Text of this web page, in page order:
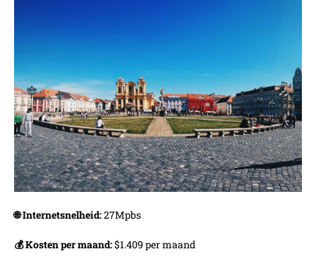
🌐 Internetsnelheid:27Mpbs
💰 Kosten per maand:$1.409 per maand